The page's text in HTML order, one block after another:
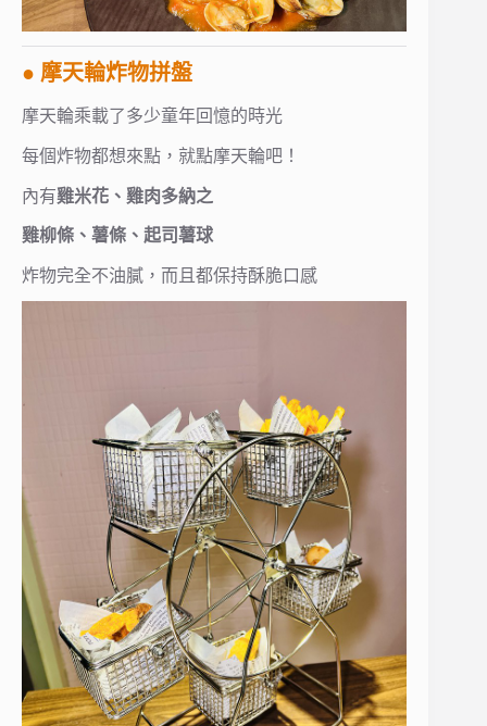
● 摩天輪炸物拼盤
摩天輪乘載了多少童年回憶的時光
每個炸物都想來點，就點摩天輪吧！
內有雞米花、雞肉多納之
雞柳條、薯條、起司薯球
炸物完全不油膩，而且都保持酥脆口感